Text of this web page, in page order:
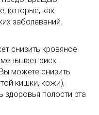
которые, как
заболеваний.
снизить кровяное
риск
можете снизить
кишки, кожи),
здоровья полости рта